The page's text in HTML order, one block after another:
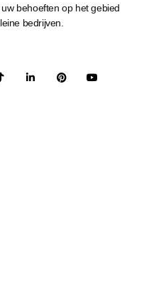
behoeften op het gebied
bedrijven.